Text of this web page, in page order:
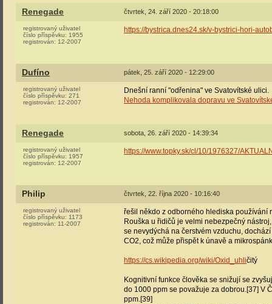
Renegade čtvrtek, 24. září 2020 - 20:18:00
registrovaný uživatel
číslo příspěvku: 1955
registrován: 12-2007
https://bystrica.dnes24.sk/v-bystrici-hori-
Dufíno pátek, 25. září 2020 - 12:29:00
registrovaný uživatel
číslo příspěvku: 271
registrován: 12-2007
Dnešní ranní "odřenina" ve Svatovítské ulici.
Nehoda komplikovala dopravu ve
Renegade sobota, 26. září 2020 - 14:39:34
registrovaný uživatel
číslo příspěvku: 1957
registrován: 12-2007
https://www.topky.sk/cl/10/1976327/
Philip čtvrtek, 22. října 2020 - 10:16:40
registrovaný uživatel
číslo příspěvku: 1173
registrován: 11-2007
řešil někdo z odborného hlediska používání
Rouška u řidičů je velmi nebezpečný
se nevydýchá na čerstvém vzduchu,
CO2, což může přispět k únavě a
https://cs.wikipedia.org/wiki/Oxid_uhličitý
Kognitivní funkce člověka se snižují se
do 1000 ppm se považuje za dobrou.[37] V
ppm.[39]